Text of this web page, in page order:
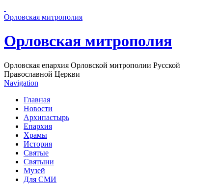
Орловская митрополия
Орловская митрополия
Орловская епархия Орловской митрополии Русской
Православной Церкви
Navigation
Главная
Новости
Архипастырь
Епархия
Храмы
История
Святые
Святыни
Музей
Для СМИ